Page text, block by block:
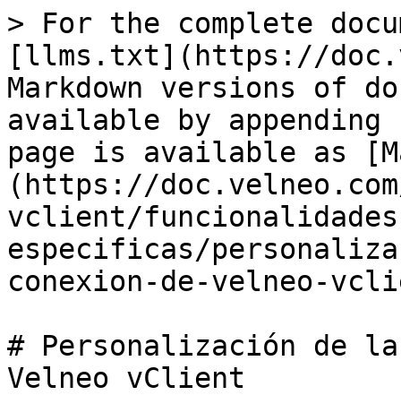
> For the complete
[llms.txt](https://
Markdown versions of
available by
page is available as
(https://
vclient/
especificas/
conexion-de-velneo-
# Personalización de
Velneo vClient